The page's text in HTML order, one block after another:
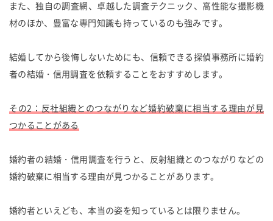
また、独自の調査網、卓越した調査テクニック、高性能な撮影機
材のほか、豊富な専門知識も持っているのも強みです。
結婚してから後悔しないためにも、信頼できる探偵事務所に婚約
者の結婚・信用調査を依頼することをおすすめします。
その2：反社組織とのつながりなど婚約破棄に相当する理由が見
つかることがある
婚約者の結婚・信用調査を行うと、反射組織とのつながりなどの
婚約破棄に相当する理由が見つかることがあります。
婚約者といえども、本当の姿を知っているとは限りません。